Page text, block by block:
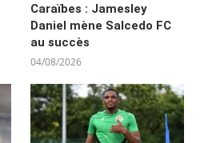
Caraïbes : Jamesley
Daniel mène Salcedo FC
au succès
04/08/2026